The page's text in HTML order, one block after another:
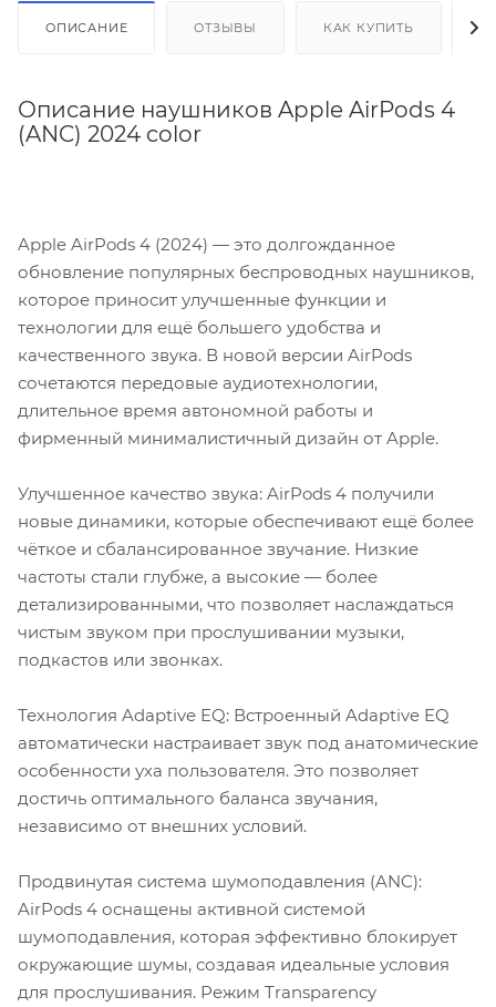
ОПИСАНИЕ ОТЗЫВЫ КАК КУПИТЬ
Описание наушников Apple AirPods 4
(ANC) 2024 color
Apple AirPods 4 (2024) — это долгожданное
обновление популярных беспроводных наушников,
которое приносит улучшенные функции и
технологии для ещё большего удобства и
качественного звука. В новой версии AirPods
сочетаются передовые аудиотехнологии,
длительное время автономной работы и
фирменный минималистичный дизайн от Apple.
Улучшенное качество звука: AirPods 4 получили
новые динамики, которые обеспечивают ещё более
чёткое и сбалансированное звучание. Низкие
частоты стали глубже, а высокие — более
детализированными, что позволяет наслаждаться
чистым звуком при прослушивании музыки,
подкастов или звонках.
Технология Adaptive EQ: Встроенный Adaptive EQ
автоматически настраивает звук под анатомические
особенности уха пользователя. Это позволяет
достичь оптимального баланса звучания,
независимо от внешних условий.
Продвинутая система шумоподавления (ANC):
AirPods 4 оснащены активной системой
шумоподавления, которая эффективно блокирует
окружающие шумы, создавая идеальные условия
для прослушивания. Режим Transparency